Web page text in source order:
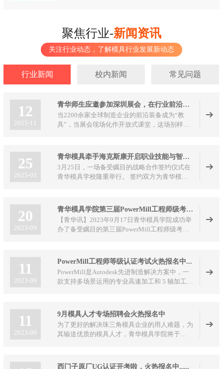
聚焦行业-新闻资讯
关注行业动态，了解模具行业发展新动态
行业新闻 校内新闻 常见问题
12
2025-11
青华师生应邀参加深圳展会，在行业前沿解锁实战新课堂
当2200余家全球制造企业的前沿装备成为“教
具”，当展会现场化作开放式课堂，这场别样
参展，以“拓展行业视野+现场实战教学”为核
心，让学员在展会一线触摸模具智造前沿，在机
床、刀具、模具装备旁，上了一堂干货满满的实
景专业课。
25
2025-03
青华模具牵手海克斯康开启职业技能与智能制造融合新篇
3月25日，一场备受瞩目的战略合作签约仪式在
青华模具学校隆重举行。 签约双方为青华模具
崭新一页，将对行业人才培养与技术创新产生深
远影响。
20
2023-09
青华模具学院第三届PowerMill工程师级考证圆满结束
【青华讯】2023年9月17日青华模具学院成功举
办了备受瞩目的第三届PowerMill工程师级考证
11
2023-09
PowerMill工程师等级认证考试火热报名中...
PowerMill是Autodesk先进制造解决方案中，一
款支持多场景运用的专业高速加工和 5 轴加工的
工业机器人的运动进行仿真、验证和优化，不断
探索未来制造的应用场景
11
2023-09
9月模具人才专场招聘会火热报名中
为了更好的解决珠三角模具企业的用人难题，为
其输送优质的模具人才，青华模具学院将于
报名参加! 具体事项如下:
西门子原厂UG认证开考啦，火热报名中.....